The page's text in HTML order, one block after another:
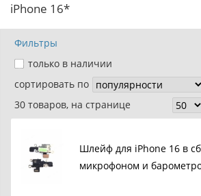
iPhone 16*
Фильтры
только в наличии
сортировать по
30 товаров, на странице
Шлейф для iPhone 16 в
микрофоном и